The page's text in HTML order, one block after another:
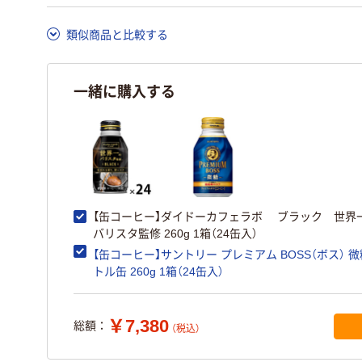
類似商品と比較する
一緒に購入する
【缶コーヒー】ダイドーカフェラボ ブラック 世界
バリスタ監修 260g 1箱（24缶入）
【缶コーヒー】サントリー プレミアム BOSS（ボス）
トル缶 260g 1箱（24缶入）
総額： ￥7,380 （税込）